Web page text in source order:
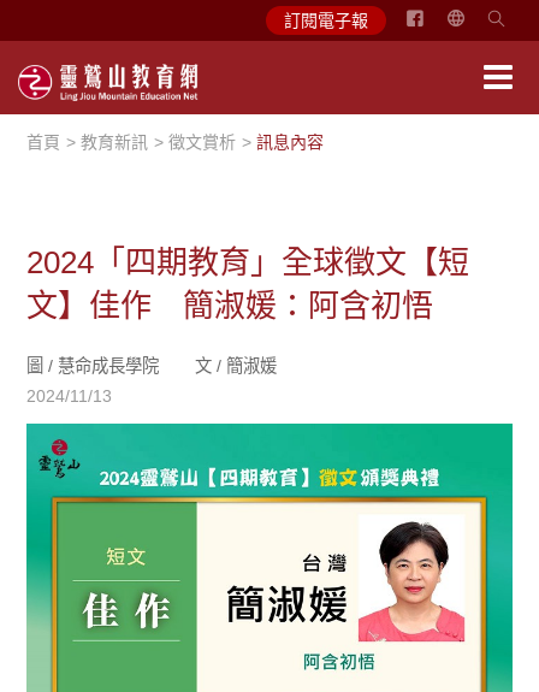
訂閱電子報
简
首頁 教育新訊 徵文賞析 訊息內容
2024「四期教育」全球徵文【短
文】佳作 簡淑媛：阿含初悟
圖 / 慧命成長學院 文 / 簡淑媛
2024/11/13